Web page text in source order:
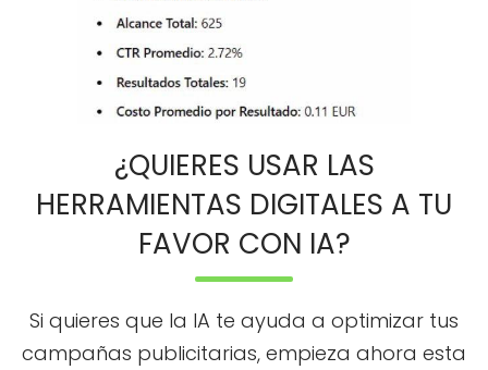
¿QUIERES USAR LAS
HERRAMIENTAS DIGITALES A TU
FAVOR CON IA?
Si quieres que la IA te ayuda a optimizar tus
campañas publicitarias, empieza ahora esta